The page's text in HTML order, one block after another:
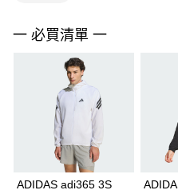
４．使用「AFTEE先享後付」時，將
請求用戶進行身份認證。
５．嚴禁一人註冊多個帳號或使用
恩沛科技股份有限公司將有權停止
一 必買清單 一
ADIDAS adi365 3S